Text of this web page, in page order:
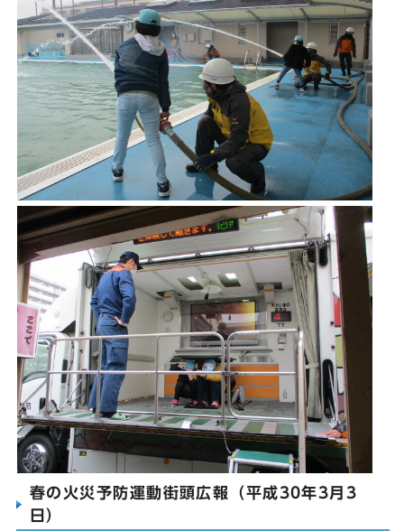
春の火災予防運動街頭広報（平成30年3月3
日）